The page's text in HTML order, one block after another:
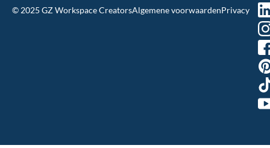
© 2025 GZ Workspace CreatorsAlgemene voorwaardenPrivacy